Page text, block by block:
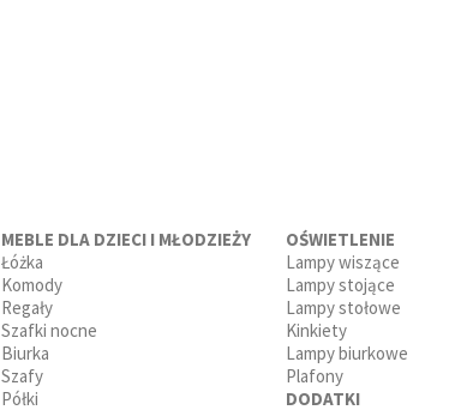
MEBLE DLA DZIECI I MŁODZIEŻY
Łóżka
Komody
Regały
Szafki nocne
Biurka
Szafy
Półki
OŚWIETLENIE
Lampy wiszące
Lampy stojące
Lampy stołowe
Kinkiety
Lampy biurkowe
Plafony
DODATKI